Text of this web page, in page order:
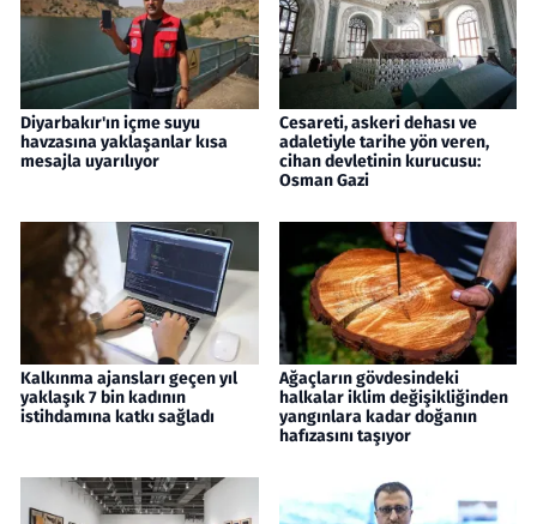
Diyarbakır'ın içme suyu
havzasına yaklaşanlar kısa
mesajla uyarılıyor
Cesareti, askeri dehası ve
adaletiyle tarihe yön veren,
cihan devletinin kurucusu:
Osman Gazi
Kalkınma ajansları geçen yıl
yaklaşık 7 bin kadının
istihdamına katkı sağladı
Ağaçların gövdesindeki
halkalar iklim değişikliğinden
yangınlara kadar doğanın
hafızasını taşıyor